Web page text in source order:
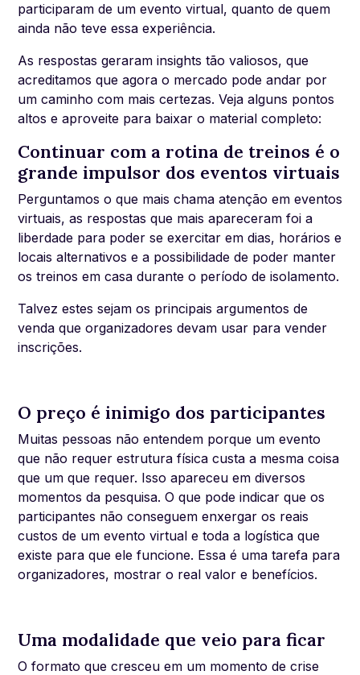
participaram de um evento virtual, quanto de quem
ainda não teve essa experiência.
As respostas geraram insights tão valiosos, que
acreditamos que agora o mercado pode andar por
um caminho com mais certezas. Veja alguns pontos
altos e aproveite para baixar o material completo:
Continuar com a rotina de treinos é o
grande impulsor dos eventos virtuais
Perguntamos o que mais chama atenção em eventos
virtuais, as respostas que mais apareceram foi a
liberdade para poder se exercitar em dias, horários e
locais alternativos e a possibilidade de poder manter
os treinos em casa durante o período de isolamento.
Talvez estes sejam os principais argumentos de
venda que organizadores devam usar para vender
inscrições.
O preço é inimigo dos participantes
Muitas pessoas não entendem porque um evento
que não requer estrutura física custa a mesma coisa
que um que requer. Isso apareceu em diversos
momentos da pesquisa. O que pode indicar que os
participantes não conseguem enxergar os reais
custos de um evento virtual e toda a logística que
existe para que ele funcione. Essa é uma tarefa para
organizadores, mostrar o real valor e benefícios.
Uma modalidade que veio para ficar
O formato que cresceu em um momento de crise